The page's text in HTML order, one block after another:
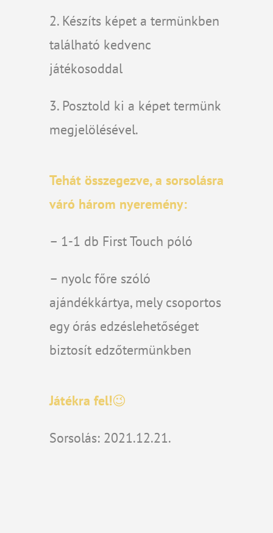
2. Készíts képet a termünkben
található kedvenc
játékosoddal
3. Posztold ki a képet termünk
megjelölésével.
Tehát összegezve, a sorsolásra
váró három nyeremény:
– 1-1 db First Touch póló
– nyolc főre szóló
ajándékkártya, mely csoportos
egy órás edzéslehetőséget
biztosít edzőtermünkben
Játékra fel!😉
Sorsolás: 2021.12.21.